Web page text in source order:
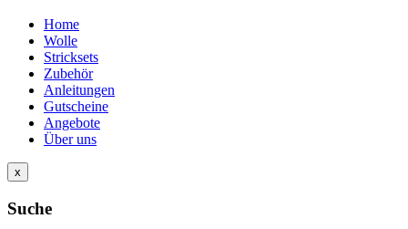
Home
Wolle
Stricksets
Zubehör
Anleitungen
Gutscheine
Angebote
Über uns
x
Suche